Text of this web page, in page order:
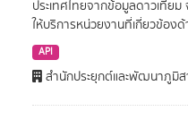
ประเทศไทยจากข้อมูลดาวเทีย
ให้บริการหน่วยงานที่เกี่ยวข้อง
API
สำนักประยุกต์และพัฒนาภูมิส